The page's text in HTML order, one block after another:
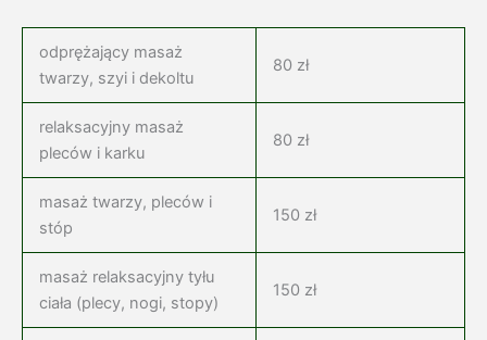
odprężający masaż
twarzy, szyi i dekoltu
80 zł
relaksacyjny masaż
pleców i karku
80 zł
masaż twarzy, pleców i
stóp
150 zł
masaż relaksacyjny tyłu
ciała (plecy, nogi, stopy)
150 zł